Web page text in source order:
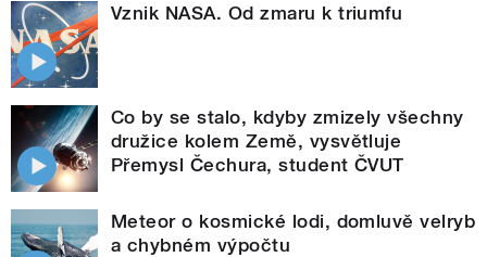
Vznik NASA. Od zmaru k triumfu
Co by se stalo, kdyby zmizely všechny
družice kolem Země, vysvětluje
Přemysl Čechura, student ČVUT
Meteor o kosmické lodi, domluvě velryb
a chybném výpočtu